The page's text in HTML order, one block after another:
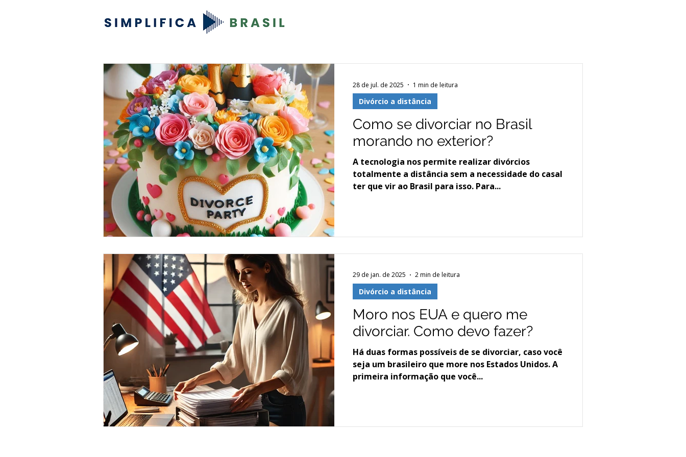
Como se divorciar no Brasil
morando no exterior?
A tecnologia nos permite realizar divórcios
totalmente a distância sem a necessidade do casal
ter que vir ao Brasil para isso. Para...
Divórcio a distância
28 de jul. de 2025 1 min de leitura
Moro nos EUA e quero me
divorciar. Como devo fazer?
Há duas formas possíveis de se divorciar, caso você
seja um brasileiro que more nos Estados Unidos. A
primeira informação que você...
Divórcio a distância
29 de jan. de 2025 2 min de leitura